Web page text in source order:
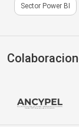
Sector Power BI